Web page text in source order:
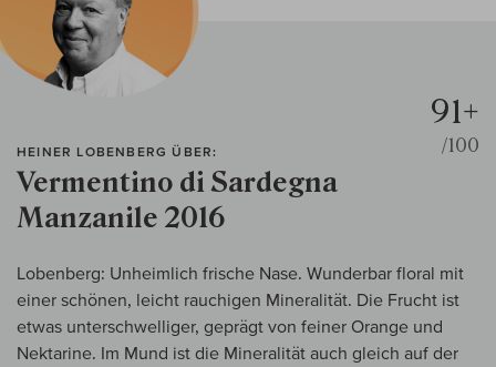
HEINER LOBENBERG ÜBER:
Vermentino di Sardegna
Manzanile 2016
91+
/100
Lobenberg: Unheimlich frische Nase. Wunderbar floral mit
einer schönen, leicht rauchigen Mineralität. Die Frucht ist
etwas unterschwelliger, geprägt von feiner Orange und
Nektarine. Im Mund ist die Mineralität auch gleich auf der